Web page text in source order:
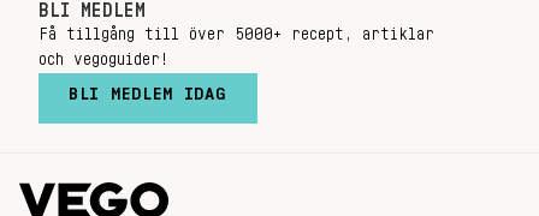
BLI MEDLEM
Få tillgång till över 5000+ recept, artiklar
och vegoguider!
BLI MEDLEM IDAG